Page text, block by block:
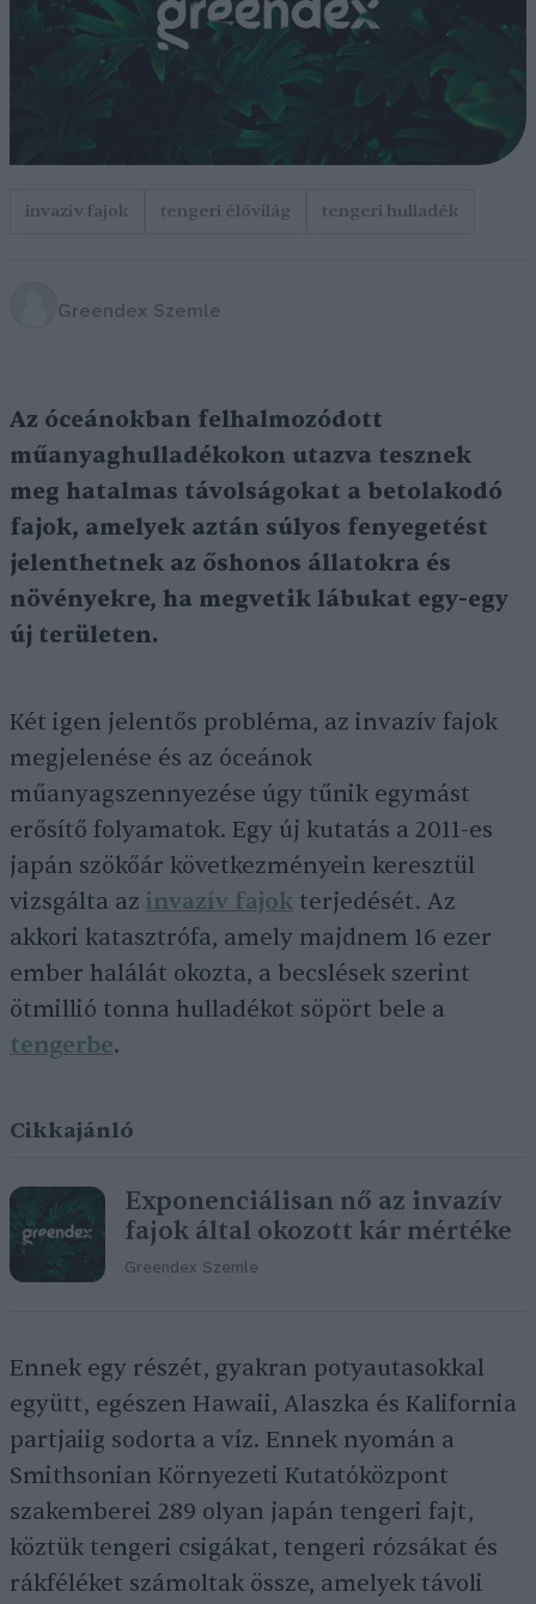
invazív fajok tengeri élővilág tengeri hulladék
Greendex Szemle
Az óceánokban felhalmozódott
műanyaghulladékokon utazva tesznek
meg hatalmas távolságokat a betolakodó
fajok, amelyek aztán súlyos fenyegetést
jelenthetnek az őshonos állatokra és
növényekre, ha megvetik lábukat egy-egy
új területen.
Két igen jelentős probléma, az invazív fajok
megjelenése és az óceánok
műanyagszennyezése úgy tűnik egymást
erősítő folyamatok. Egy új kutatás a 2011-es
japán szökőár következményein keresztül
vizsgálta az invazív fajok terjedését. Az
akkori katasztrófa, amely majdnem 16 ezer
ember halálát okozta, a becslések szerint
ötmillió tonna hulladékot söpört bele a
tengerbe.
Cikkajánló
Exponenciálisan nő az invazív
fajok által okozott kár mértéke
Greendex Szemle
Ennek egy részét, gyakran potyautasokkal
együtt, egészen Hawaii, Alaszka és Kalifornia
partjaiig sodorta a víz. Ennek nyomán a
Smithsonian Környezeti Kutatóközpont
szakemberei 289 olyan japán tengeri fajt,
köztük tengeri csigákat, tengeri rózsákat és
rákféléket számoltak össze, amelyek távoli